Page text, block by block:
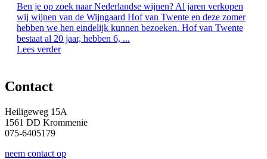
Ben je op zoek naar Nederlandse wijnen? Al jaren verkopen
wij wijnen van de Wijngaard Hof van Twente en deze zomer
hebben we hen eindelijk kunnen bezoeken. Hof van Twente
bestaat al 20 jaar, hebben 6, ...
Lees verder
Contact
Heiligeweg 15A
1561 DD Krommenie
075-6405179
neem contact op